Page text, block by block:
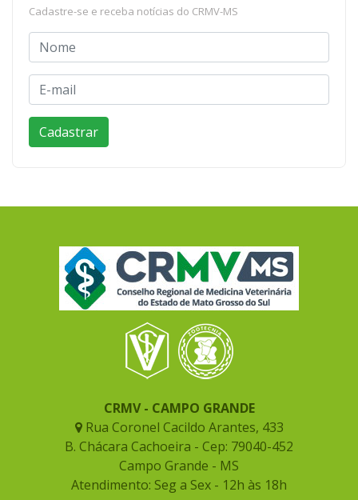
Cadastre-se e receba notícias do CRMV-MS
CRMV - CAMPO GRANDE
Rua Coronel Cacildo Arantes, 433
B. Chácara Cachoeira - Cep: 79040-452
Campo Grande - MS
Atendimento: Seg a Sex - 12h às 18h